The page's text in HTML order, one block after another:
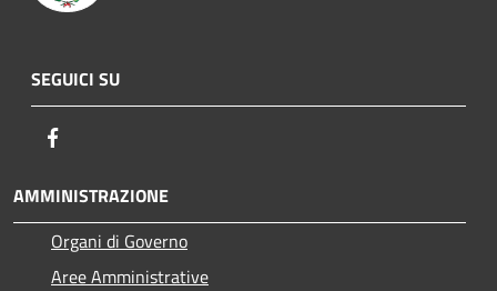
SEGUICI SU
AMMINISTRAZIONE
Organi di Governo
Aree Amministrative